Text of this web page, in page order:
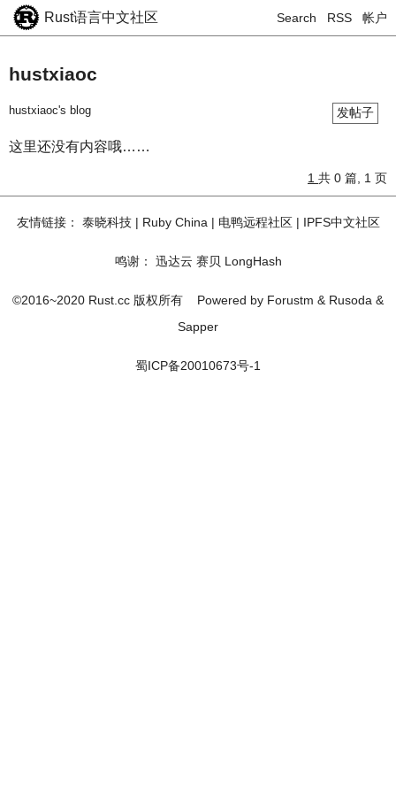
Rust语言中文社区 Search RSS 帐户
hustxiaoc
发帖子
hustxiaoc's blog
这里还没有内容哦……
1 共 0 篇, 1 页
友情链接： 泰晓科技| Ruby China | 电鸭远程社区| IPFS中文社区
鸣谢： 迅达云 赛贝 LongHash
©2016~2020 Rust.cc 版权所有 Powered by Forustm & Rusoda &
Sapper
蜀ICP备20010673号-1